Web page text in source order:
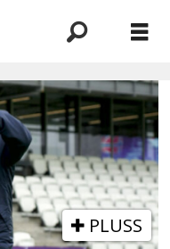
PLUSS